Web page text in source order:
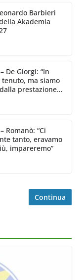
Barbieri
Akademia
De Giorgi: “In
ma siamo
prestazione
Romanò: “Ci
tanto, eravamo
impareremo”
Continua